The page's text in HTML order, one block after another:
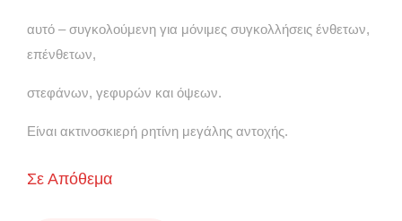
αυτό – συγκολούμενη για μόνιμες συγκολλήσεις ένθετων,
επένθετων,
στεφάνων, γεφυρών και όψεων.
Είναι ακτινοσκιερή ρητίνη μεγάλης αντοχής.
Σε Απόθεμα